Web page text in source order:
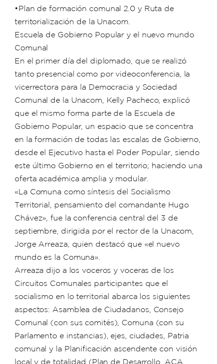
•Plan de formación comunal 2.0 y Ruta de
territorialización de la Unacom.
Escuela de Gobierno Popular y el nuevo mundo
Comunal
En el primer día del diplomado, que se realizó
tanto presencial como por videoconferencia, la
vicerrectora para la Democracia y Sociedad
Comunal de la Unacom, Kelly Pacheco, explicó
que el mismo forma parte de la Escuela de
Gobierno Popular, un espacio que se concentra
en la formación de todas las escalas de Gobierno,
desde el Ejecutivo hasta el Poder Popular, siendo
este último Gobierno en el territorio; haciendo una
oferta académica amplia y modular.
«La Comuna como síntesis del Socialismo
Territorial, pensamiento del comandante Hugo
Chávez», fue la conferencia central del 3 de
septiembre, dirigida por el rector de la Unacom,
Jorge Arreaza, quien destacó que «el nuevo
mundo es la Comuna».
Arreaza dijo a los voceros y voceras de los
Circuitos Comunales participantes que el
socialismo en lo territorial abarca los siguientes
aspectos: Asamblea de Ciudadanos, Consejo
Comunal (con sus comités), Comuna (con su
Parlamento e instancias), ejes, ciudades, Patria
comunal y la Planificación ascendente con visión
local y de totalidad (Plan de Desarrollo, ACA,